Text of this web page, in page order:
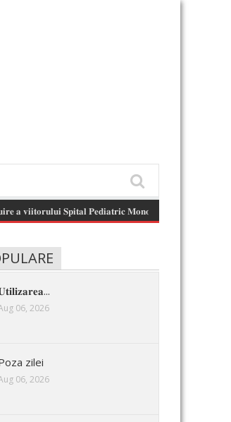
𝐒𝐩𝐢𝐭𝐚𝐥 𝐏𝐞𝐝𝐢𝐚𝐭𝐫𝐢𝐜 𝐌𝐨𝐧𝐨𝐛𝐥𝐨𝐜 . (August 6, 2026 11:13
06, 2026
zilei
06, 2026